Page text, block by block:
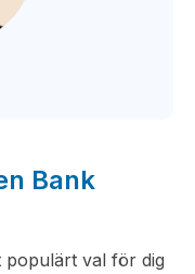
Bank
populärt val för dig